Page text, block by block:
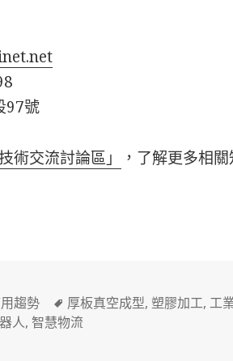
97號
術交流討論區」 ，了解更多相關
趨勢
標
籤
厚板真空成型,塑膠加工, 工
人,智慧物流